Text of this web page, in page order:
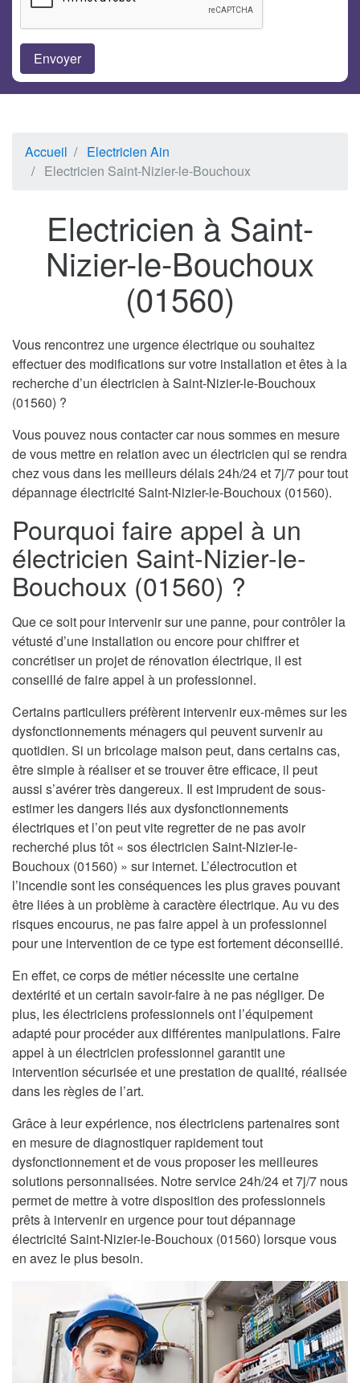
Accueil
Electricien Ain
Electricien Saint-Nizier-le-Bouchoux
Electricien à Saint-
Nizier-le-Bouchoux
(01560)
Vous rencontrez une urgence électrique ou souhaitez
effectuer des modifications sur votre installation et êtes à la
recherche d’un électricien à Saint-Nizier-le-Bouchoux
(01560) ?
Vous pouvez nous contacter car nous sommes en mesure
de vous mettre en relation avec un électricien qui se rendra
chez vous dans les meilleurs délais 24h/24 et 7j/7 pour tout
dépannage électricité Saint-Nizier-le-Bouchoux (01560).
Pourquoi faire appel à un
électricien Saint-Nizier-le-
Bouchoux (01560) ?
Que ce soit pour intervenir sur une panne, pour contrôler la
vétusté d’une installation ou encore pour chiffrer et
concrétiser un projet de rénovation électrique, il est
conseillé de faire appel à un professionnel.
Certains particuliers préfèrent intervenir eux-mêmes sur les
dysfonctionnements ménagers qui peuvent survenir au
quotidien. Si un bricolage maison peut, dans certains cas,
être simple à réaliser et se trouver être efficace, il peut
aussi s’avérer très dangereux. Il est imprudent de sous-
estimer les dangers liés aux dysfonctionnements
électriques et l’on peut vite regretter de ne pas avoir
recherché plus tôt « sos électricien Saint-Nizier-le-
Bouchoux (01560) » sur internet. L’électrocution et
l’incendie sont les conséquences les plus graves pouvant
être liées à un problème à caractère électrique. Au vu des
risques encourus, ne pas faire appel à un professionnel
pour une intervention de ce type est fortement déconseillé.
En effet, ce corps de métier nécessite une certaine
dextérité et un certain savoir-faire à ne pas négliger. De
plus, les électriciens professionnels ont l’équipement
adapté pour procéder aux différentes manipulations. Faire
appel à un électricien professionnel garantit une
intervention sécurisée et une prestation de qualité, réalisée
dans les règles de l’art.
Grâce à leur expérience, nos électriciens partenaires sont
en mesure de diagnostiquer rapidement tout
dysfonctionnement et de vous proposer les meilleures
solutions personnalisées. Notre service 24h/24 et 7j/7 nous
permet de mettre à votre disposition des professionnels
prêts à intervenir en urgence pour tout dépannage
électricité Saint-Nizier-le-Bouchoux (01560) lorsque vous
en avez le plus besoin.